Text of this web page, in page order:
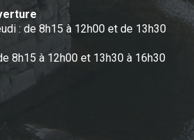
: de 8h15 à 12h00 et de 13h30
8h15 à 12h00 et 13h30 à 16h30